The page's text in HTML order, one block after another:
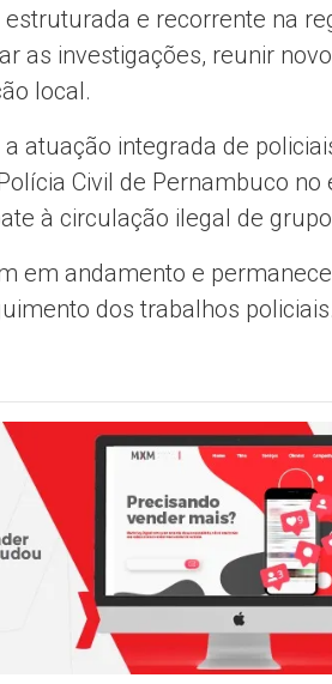
e recorrente na
as investigações, reunir
local.
atuação integrada de
Civil de Pernambuco
à circulação ilegal de
em andamento e
dos trabalhos